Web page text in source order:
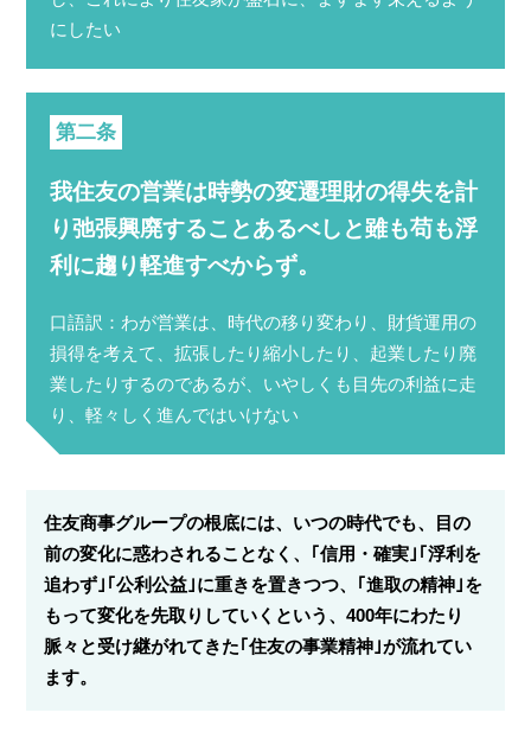
にしたい
第二条
我住友の営業は時勢の変遷理財の得失を計
り弛張興廃することあるべしと雖も苟も浮
利に趨り軽進すべからず。
口語訳：わが営業は、時代の移り変わり、財貨運用の
損得を考えて、拡張したり縮小したり、起業したり廃
業したりするのであるが、いやしくも目先の利益に走
り、軽々しく進んではいけない
住友商事グループの根底には、いつの時代でも、目の
前の変化に惑わされることなく、｢信用・確実｣｢浮利を
追わず｣｢公利公益｣に重きを置きつつ、｢進取の精神｣を
もって変化を先取りしていくという、400年にわたり
脈々と受け継がれてきた｢住友の事業精神｣が流れてい
ます。